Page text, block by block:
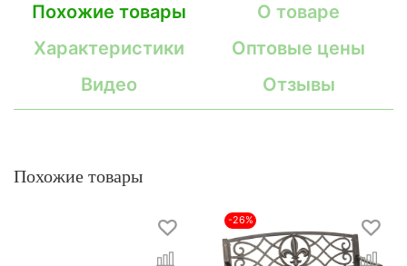
Похожие товары
О товаре
Характеристики
Оптовые цены
Видео
Отзывы
Похожие товары
-26%